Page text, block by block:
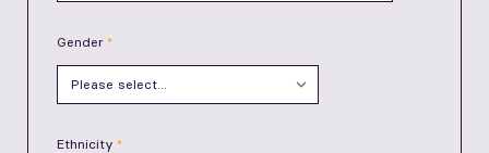
Gender
Ethnicity